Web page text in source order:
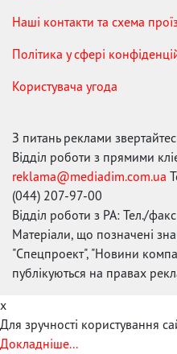
Наші контакти та схема
Політика у сфері
Користувача угода
З питань реклами
Відділ роботи з прямими
reklama@mediadim.com.ua
(044) 207-97-00
Відділ роботи з РА: Тел./
Матеріали, що позначені
"Спецпроект", "Новини
публікуються на правах
x
Для зручності користування
Докладніше...